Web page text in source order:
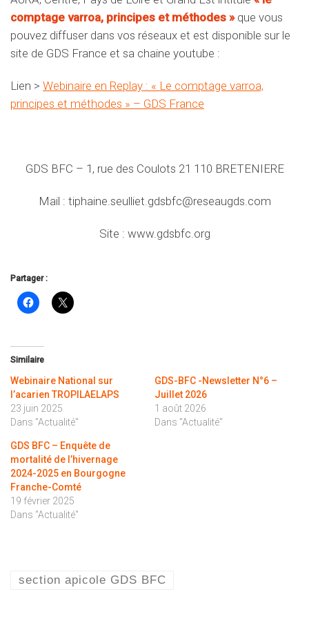
comptage varroa, principes et méthodes » que vous
pouvez diffuser dans vos réseaux et est disponible sur le
site de GDS France et sa chaine youtube :
Lien > Webinaire en Replay : « Le comptage varroa,
principes et méthodes » – GDS France
GDS BFC – 1, rue des Coulots 21 110 BRETENIERE
Mail : tiphaine.seulliet.gdsbfc@reseaugds.com
Site : www.gdsbfc.org
Partager :
Similaire
Webinaire National sur
l’acarien TROPILAELAPS
23 juin 2025
Dans "Actualité"
GDS-BFC -Newsletter N°6 –
Juillet 2026
1 août 2026
Dans "Actualité"
GDS BFC – Enquête de
mortalité de l’hivernage
2024-2025 en Bourgogne
Franche-Comté
19 février 2025
Dans "Actualité"
section apicole GDS BFC